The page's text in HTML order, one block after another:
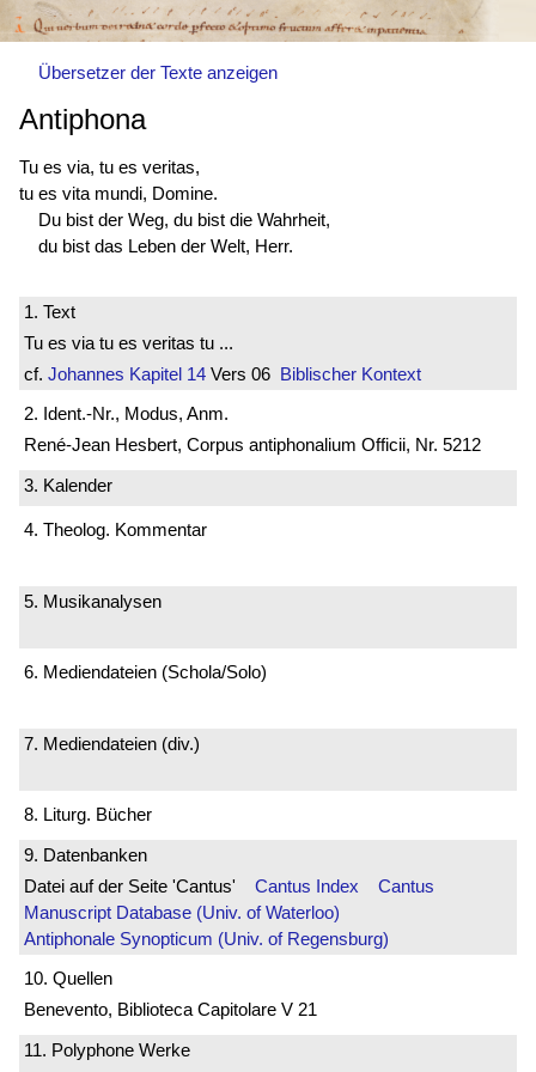
Übersetzer der Texte anzeigen
Antiphona
Tu es via, tu es veritas,
tu es vita mundi, Domine.
Du bist der Weg, du bist die Wahrheit,
du bist das Leben der Welt, Herr.
1. Text
Tu es via tu es veritas tu ...
cf. Johannes Kapitel 14 Vers 06 Biblischer Kontext
2. Ident.-Nr., Modus, Anm.
René-Jean Hesbert, Corpus antiphonalium Officii, Nr. 5212
3. Kalender
4. Theolog. Kommentar
5. Musikanalysen
6. Mediendateien (Schola/Solo)
7. Mediendateien (div.)
8. Liturg. Bücher
9. Datenbanken
Datei auf der Seite 'Cantus' Cantus Index
Cantus
Manuscript Database (Univ. of Waterloo)
Antiphonale Synopticum (Univ. of Regensburg)
10. Quellen
Benevento, Biblioteca Capitolare V 21
11. Polyphone Werke